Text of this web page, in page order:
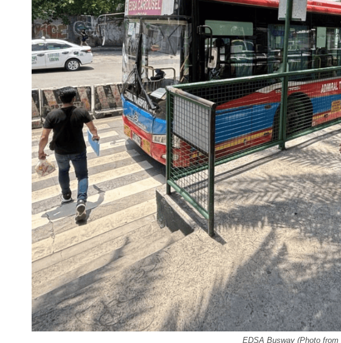
EDSA Busway (Photo from